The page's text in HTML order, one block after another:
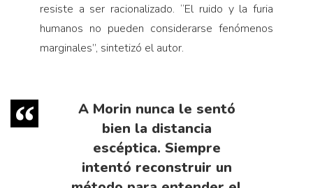
resiste a ser racionalizado. “El ruido y la furia
humanos no pueden considerarse fenómenos
marginales”, sintetizó el autor.
A Morin nunca le sentó
bien la distancia
escéptica. Siempre
intentó reconstruir un